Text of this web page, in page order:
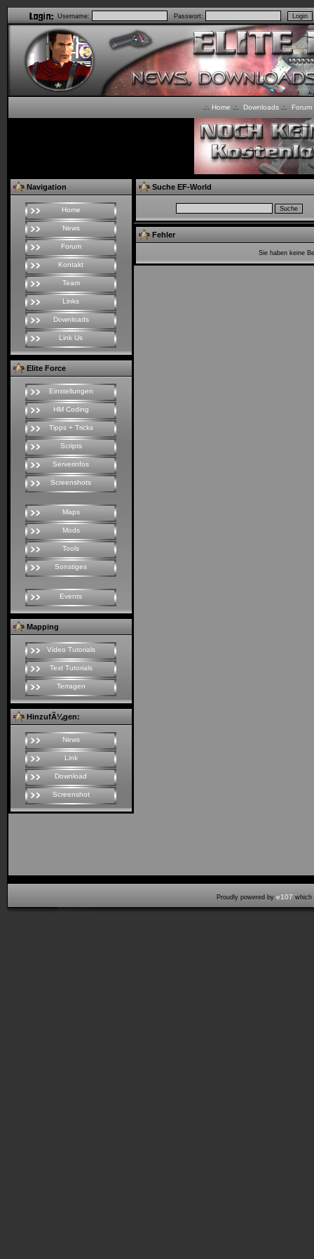
Username: Passwort:
.:. Home .:. Downloads .:. Forum
Navigation
Home
News
Forum
Kontakt
Team
Links
Downloads
Link Us
Elite Force
Einstellungen
HM Coding
Tipps + Tricks
Scripts
Serverinfos
Screenshots
Maps
Mods
Tools
Sonstiges
Events
Mapping
Video Tutorials
Text Tutorials
Terragen
HinzufÃ¼gen:
News
Link
Download
Screenshot
Suche EF-World
Fehler
Sie haben keine
Proudly powered by e107 which